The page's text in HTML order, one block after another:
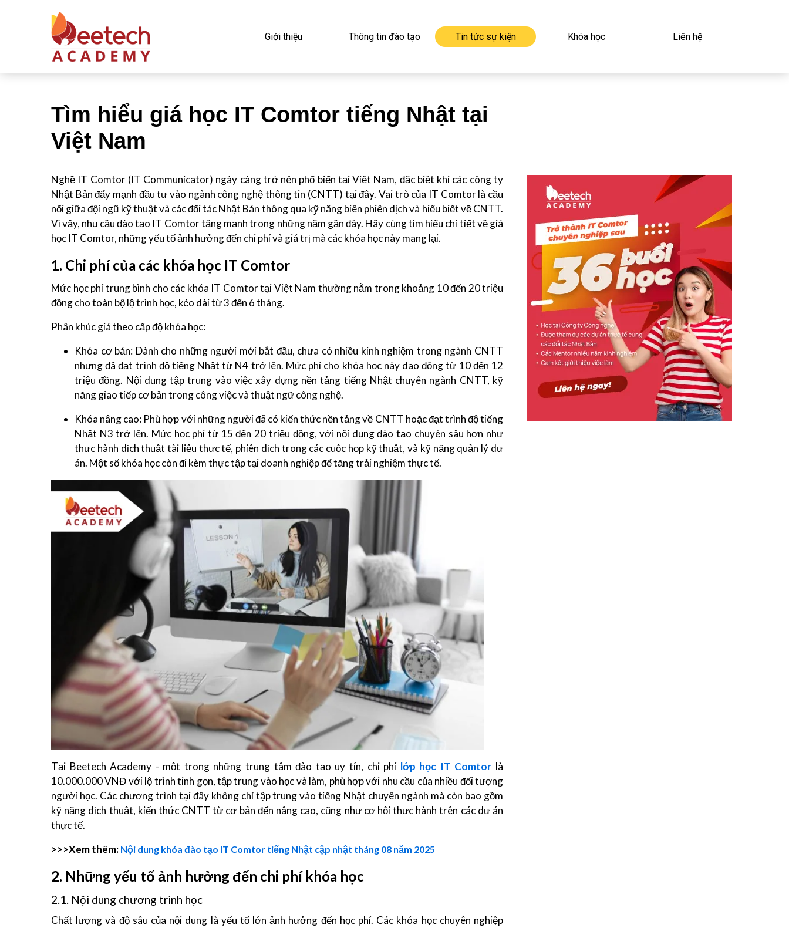
Giới thiệu Thông tin đào tạo Tin tức sự kiện Khóa học Liên hệ
Tìm hiểu giá học IT Comtor tiếng Nhật tại
Việt Nam
Nghề IT Comtor (IT Communicator) ngày càng trở nên phổ biến tại Việt Nam, đặc biệt khi các công ty
Nhật Bản đẩy mạnh đầu tư vào ngành công nghệ thông tin (CNTT) tại đây. Vai trò của IT Comtor là cầu
nối giữa đội ngũ kỹ thuật và các đối tác Nhật Bản thông qua kỹ năng biên phiên dịch và hiểu biết về CNTT.
Vì vậy, nhu cầu đào tạo IT Comtor tăng mạnh trong những năm gần đây. Hãy cùng tìm hiểu chi tiết về giá
học IT Comtor, những yếu tố ảnh hưởng đến chi phí và giá trị mà các khóa học này mang lại.
1. Chi phí của các khóa học IT Comtor
Mức học phí trung bình cho các khóa IT Comtor tại Việt Nam thường nằm trong khoảng 10 đến 20 triệu
đồng cho toàn bộ lộ trình học, kéo dài từ 3 đến 6 tháng.
Phân khúc giá theo cấp độ khóa học:
Khóa cơ bản: Dành cho những người mới bắt đầu, chưa có nhiều kinh nghiệm trong ngành CNTT
nhưng đã đạt trình độ tiếng Nhật từ N4 trở lên. Mức phí cho khóa học này dao động từ 10 đến 12
triệu đồng. Nội dung tập trung vào việc xây dựng nền tảng tiếng Nhật chuyên ngành CNTT, kỹ
năng giao tiếp cơ bản trong công việc và thuật ngữ công nghệ.
Khóa nâng cao: Phù hợp với những người đã có kiến thức nền tảng về CNTT hoặc đạt trình độ tiếng
Nhật N3 trở lên. Mức học phí từ 15 đến 20 triệu đồng, với nội dung đào tạo chuyên sâu hơn như
thực hành dịch thuật tài liệu thực tế, phiên dịch trong các cuộc họp kỹ thuật, và kỹ năng quản lý dự
án. Một số khóa học còn đi kèm thực tập tại doanh nghiệp để tăng trải nghiệm thực tế.
Tại Beetech Academy - một trong những trung tâm đào tạo uy tín, chi phí lớp học IT Comtor là
10.000.000 VNĐ với lộ trình tinh gọn, tập trung vào học và làm, phù hợp với nhu cầu của nhiều đối tượng
người học. Các chương trình tại đây không chỉ tập trung vào tiếng Nhật chuyên ngành mà còn bao gồm
kỹ năng dịch thuật, kiến thức CNTT từ cơ bản đến nâng cao, cũng như cơ hội thực hành trên các dự án
thực tế​.
>>>Xem thêm: Nội dung khóa đào tạo IT Comtor tiếng Nhật cập nhật tháng 08 năm 2025
2. Những yếu tố ảnh hưởng đến chi phí khóa học
2.1. Nội dung chương trình học
Chất lượng và độ sâu của nội dung là yếu tố lớn ảnh hưởng đến học phí. Các khóa học chuyên nghiệp